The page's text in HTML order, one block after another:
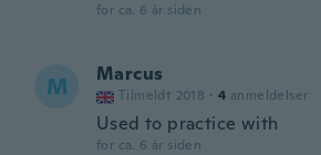
for ca. 6 år siden
M Marcus
Tilmeldt 2018 · 4 anmeldelser
Used to practice with
for ca. 6 år siden